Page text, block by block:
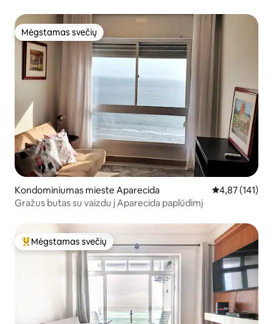
Mėgstamas svečių
Mėgstamas svečių
Kondominiumas mieste Aparecida Vidutinis
4,87 (141)
Gražus butas su vaizdu į Aparecida paplūdimį
Svečių mėgstamiausias
Mėgstamas svečių